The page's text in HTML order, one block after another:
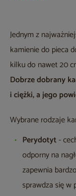
Jednym z
kamienie do pieca
kilku do nawet 20
Dobrze dobrany
i ciężki, a jego
Wybrane rodzaje
Perydotyt-
odporny na
zapewnia
sprawdza się w